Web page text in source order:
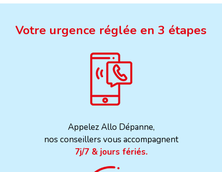
Votre urgence réglée en 3 étapes
Appelez Allo Dépanne,
nos conseillers vous accompagnent
7j/7 & jours fériés.